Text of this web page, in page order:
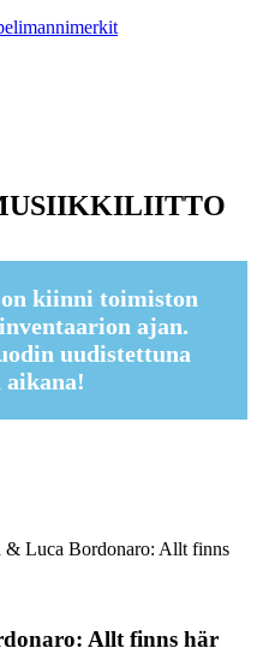
kiinni toimiston
ajan.
uudistettuna
aikana!
& Luca Bordonaro: Allt finns
Allt finns här